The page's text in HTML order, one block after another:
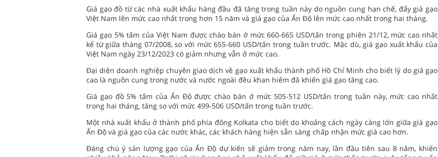
Giá gạo đồ từ các nhà xuất khẩu hàng đầu đã tăng trong tuần này do nguồn cung hạn chế, đẩy giá gạo
Việt Nam lên mức cao nhất trong hơn 15 năm và giá gạo của Ấn Độ lên mức cao nhất trong hai tháng.
Giá gạo 5% tấm của Việt Nam được chào bán ở mức 660-665 USD/tấn trong phiên 21/12, mức cao nhất
kể từ giữa tháng 07/2008, so với mức 655-660 USD/tấn trong tuần trước. Mặc dù, giá gạo xuất khẩu của
Việt Nam ngày 23/12/2023 có giảm nhưng vẫn ở mức cao.
Đại diện doanh nghiệp chuyên giao dịch về gạo xuất khẩu thành phố Hồ Chí Minh cho biết lý do giá gạo
cao là nguồn cung trong nước và nước ngoài đều khan hiếm đã khiến giá gạo tăng cao.
Giá gạo đồ 5% tấm của Ấn Độ được chào bán ở mức 505-512 USD/tấn trong tuần này, mức cao nhất
trong hai tháng, tăng so với mức 499-506 USD/tấn trong tuần trước.
Một nhà xuất khẩu ở thành phố phía đông Kolkata cho biết do khoảng cách ngày càng lớn giữa giá gạo
Ấn Độ và giá gạo của các nước khác, các khách hàng hiện sẵn sàng chấp nhận mức giá cao hơn.
Đáng chú ý sản lượng gạo của Ấn Độ dự kiến sẽ giảm trong năm nay, lần đầu tiên sau 8 năm, khiến